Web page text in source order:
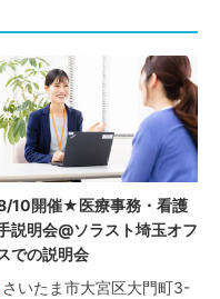
10開催★医療事務・看護
説明会@ソラスト埼玉オフ
での説明会
さいたま市大宮区大門町3-